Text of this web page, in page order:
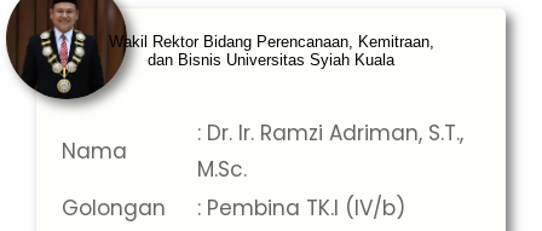
Wakil Rektor Bidang Perencanaan, Kemitraan,
dan Bisnis Universitas Syiah Kuala
Nama
: Dr. Ir. Ramzi Adriman, S.T.,
M.Sc.
Golongan
: Pembina TK.I (IV/b)